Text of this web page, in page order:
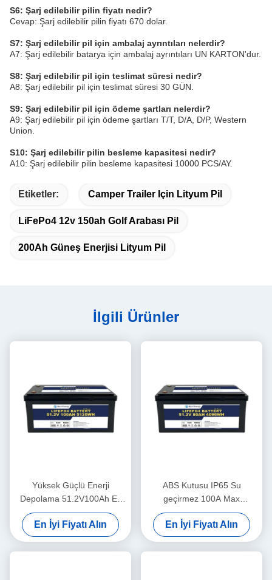
S6: Şarj edilebilir pilin fiyatı nedir?
Cevap: Şarj edilebilir pilin fiyatı 670 dolar.
S7: Şarj edilebilir pil için ambalaj ayrıntıları nelerdir?
A7: Şarj edilebilir batarya için ambalaj ayrıntıları UN KARTON'dur.
S8: Şarj edilebilir pil için teslimat süresi nedir?
A8: Şarj edilebilir pil için teslimat süresi 30 GÜN.
S9: Şarj edilebilir pil için ödeme şartları nelerdir?
A9: Şarj edilebilir pil için ödeme şartları T/T, D/A, D/P, Western
Union.
S10: Şarj edilebilir pilin besleme kapasitesi nedir?
A10: Şarj edilebilir pilin besleme kapasitesi 10000 PCS/AY.
Etiketler: Camper Trailer Için Lityum Pil
LiFePo4 12v 150ah Golf Arabası Pil
200Ah Güneş Enerjisi Lityum Pil
İlgili Ürünler
Yüksek Güçlü Enerji
Depolama 51.2V100Ah Ev
Enerji Sistemi için Yeniden
Şarj Edilebilir Güç Pil
En İyi Fiyatı Alın
ABS Kutusu IP65 Su
geçirmez 100A Max
Serbestleme 48V80Ah
Lityum İyon Bataryaları
Güneş için
En İyi Fiyatı Alın